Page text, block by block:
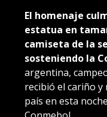
El homenaje
estatua en
camiseta de la
sosteniendo la
argentina,
recibió el cariño
país en esta